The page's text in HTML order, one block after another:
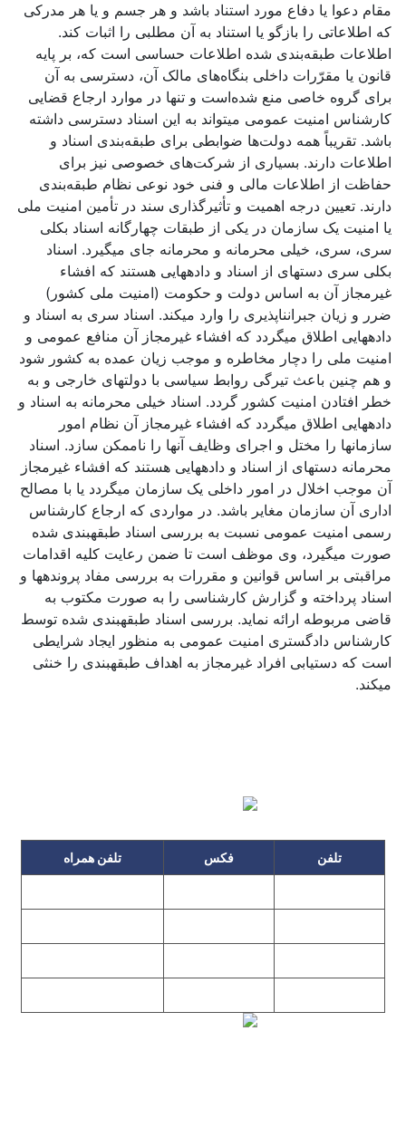
مقام دعوا یا دفاع مورد استناد باشد و هر جسم و یا هر مدرکی
که اطلاعاتی را بازگو یا استناد به آن مطلبی را اثبات کند.
اطلاعات طبقه‌بندی شده اطلاعات حساسی است که، بر پایه
قانون یا مقرّرات داخلی بنگاه‌های مالک آن، دسترسی به آن
برای گروه خاصی منع شده‌است و تنها در موارد ارجاع قضایی
کارشناس امنیت عمومی می­تواند به این اسناد دسترسی داشته
باشد. تقریباً همه دولت‌ها ضوابطی برای طبقه‌بندی اسناد و
اطلاعات دارند. بسیاری از شرکت‌های خصوصی نیز برای
حفاظت از اطلاعات مالی و فنی خود نوعی نظام طبقه‌بندی
دارند. تعیین درجه اهمیت و تأثیرگذاری سند در تأمین امنیت ملی
یا امنیت یک سازمان در یکی از طبقات چهارگانه اسناد بکلی
سری، سری، خیلی محرمانه و محرمانه جای می­گیرد. اسناد
بکلی سری دسته­ای از اسناد و داده­هایی هستند که افشاء
غیرمجاز آن به اساس دولت و حکومت (امنیت ملی کشور)
ضرر و زیان جبران­ناپذیری را وارد می­کند. اسناد سری به اسناد و
داده­هایی اطلاق می­گردد که افشاء غیرمجاز آن منافع عمومی و
امنیت ملی را دچار مخاطره و موجب زیان عمده به کشور شود
و هم چنین باعث تیرگی روابط سیاسی با دولت­های خارجی و به
خطر افتادن امنیت کشور گردد. اسناد خیلی محرمانه به اسناد و
داده­هایی اطلاق می­گردد که افشاء غیرمجاز آن نظام امور
سازمان­ها را مختل و اجرای وظایف آن­ها را ناممکن سازد. اسناد
محرمانه دسته­ای از اسناد و داده­هایی هستند که افشاء غیرمجاز
آن موجب اخلال در امور داخلی یک سازمان می­گردد یا با مصالح
اداری آن سازمان مغایر باشد. در مواردی که ارجاع کارشناس
رسمی امنیت عمومی نسبت به بررسی اسناد طبقه­بندی شده
صورت می­گیرد، وی موظف است تا ضمن رعایت کلیه اقدامات
مراقبتی بر اساس قوانین و مقررات به بررسی مفاد پرونده­ها و
اسناد پرداخته و گزارش کارشناسی را به صورت مکتوب به
قاضی مربوطه ارائه نماید. بررسی اسناد طبقه­بندی شده توسط
کارشناس دادگستری امنیت عمومی به منظور ایجاد شرایطی
است که دستیابی افراد غیرمجاز به اهداف طبقه­بندی را خنثی
می­کند.
تلفن فکس تلفن همراه